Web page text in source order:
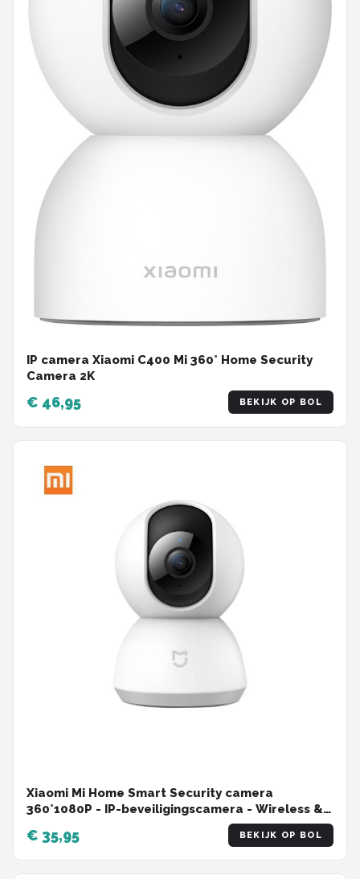
IP camera Xiaomi C400 Mi 360° Home Security
Camera 2K
€ 46,95 BEKIJK OP BOL
Xiaomi Mi Home Smart Security camera
360°1080P - IP-beveiligingscamera - Wireless &
€ 35,95 BEKIJK OP BOL